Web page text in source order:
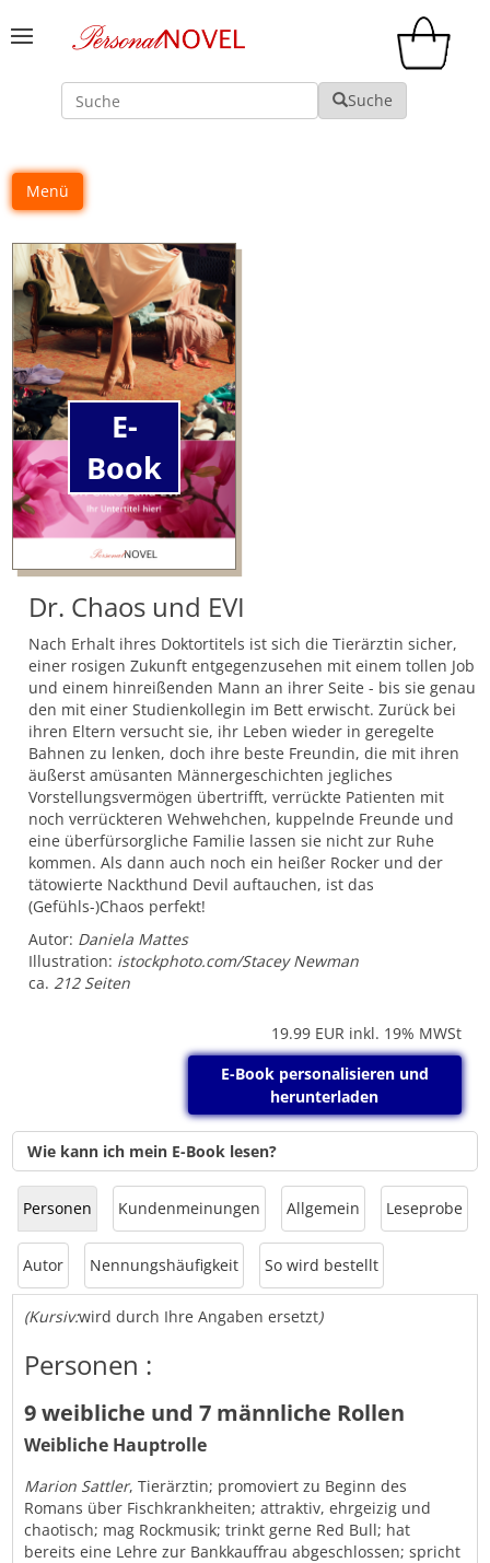
Suche Suche
Menü
E-
Book
Dr. Chaos und EVI
Nach Erhalt ihres Doktortitels ist sich die Tierärztin sicher,
einer rosigen Zukunft entgegenzusehen mit einem tollen Job
und einem hinreißenden Mann an ihrer Seite - bis sie genau
den mit einer Studienkollegin im Bett erwischt. Zurück bei
ihren Eltern versucht sie, ihr Leben wieder in geregelte
Bahnen zu lenken, doch ihre beste Freundin, die mit ihren
äußerst amüsanten Männergeschichten jegliches
Vorstellungsvermögen übertrifft, verrückte Patienten mit
noch verrückteren Wehwehchen, kuppelnde Freunde und
eine überfürsorgliche Familie lassen sie nicht zur Ruhe
kommen. Als dann auch noch ein heißer Rocker und der
tätowierte Nackthund Devil auftauchen, ist das
(Gefühls-)Chaos perfekt!
Autor: Daniela Mattes
Illustration: istockphoto.com/Stacey Newman
ca.212 Seiten
19.99 EUR inkl. 19% MWSt
E-Book personalisieren und
herunterladen
Wie kann ich mein E-Book lesen?
Personen Kundenmeinungen Allgemein Leseprobe
Autor Nennungshäufigkeit So wird bestellt
(Kursiv:wird durch Ihre Angaben ersetzt)
Personen :
9 weibliche und 7 männliche Rollen
Weibliche Hauptrolle
Marion Sattler, Tierärztin; promoviert zu Beginn des
Romans über Fischkrankheiten; attraktiv, ehrgeizig und
chaotisch; mag Rockmusik; trinkt gerne Red Bull; hat
bereits eine Lehre zur Bankkauffrau abgeschlossen; spricht